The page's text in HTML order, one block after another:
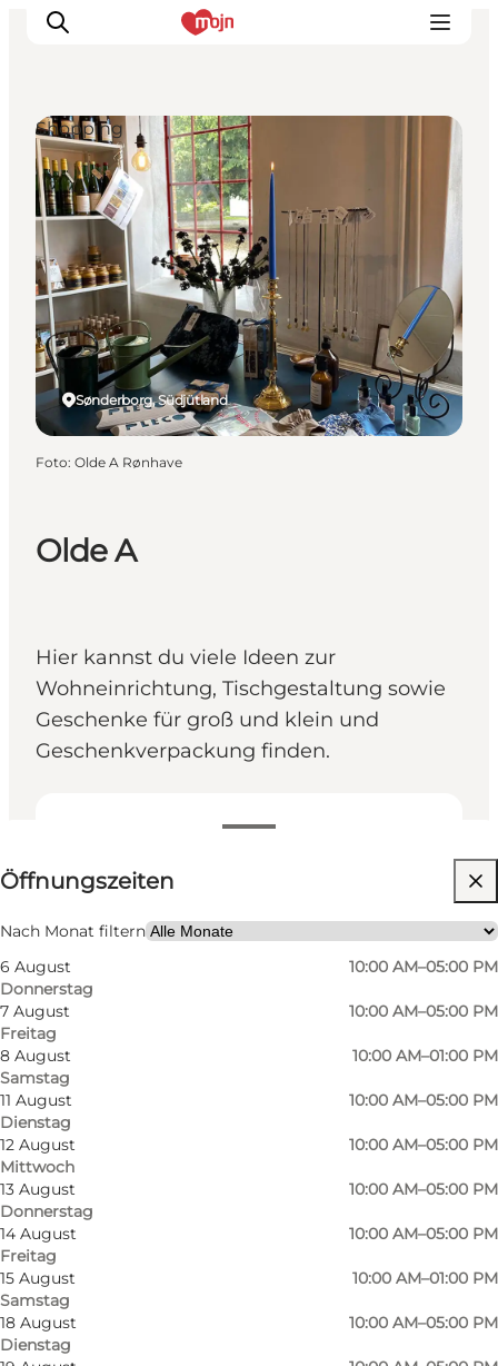
Erlebnisse
Städte und Regionen
Events
Übernachtung
Plane deine Reise
Booking
Olde A
Hier kannst du viele Ideen zur
Wohneinrichtung, Tischgestaltung sowie
Geschenke für groß und klein und
Geschenkverpackung finden.
Öffnungszeiten anzeigen
Öffnungszeiten
Nach Monat filtern
6 August
Donnerstag
10:00 AM–05:00 PM
7 August
Freitag
10:00 AM–05:00 PM
8 August
Samstag
10:00 AM–01:00 PM
11 August
Dienstag
10:00 AM–05:00 PM
12 August
Mittwoch
10:00 AM–05:00 PM
13 August
Donnerstag
10:00 AM–05:00 PM
14 August
Freitag
10:00 AM–05:00 PM
15 August
Samstag
10:00 AM–01:00 PM
18 August
Dienstag
10:00 AM–05:00 PM
Website besuchen
Freunde, Mein Partner, Mir selbst
Sønderborg, Südjütland
Shopping
Foto: Olde A Rønhave